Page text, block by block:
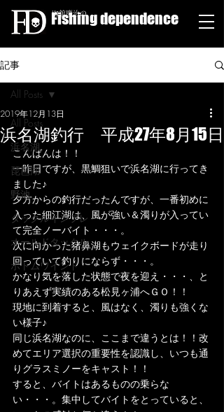
栁舘慶治の
Fishing dependence
記事
All Posts
浜名湖
琵琶湖
野池
タックルインプレ
オールドタックル
ボトムワインド
All Posts
浜名湖釣行 平成27年8月15日
2019年12月13日
こんばんは！！
一昨日ですが、黒鯛狙いで浜名湖に行ってき
ました♪
夕方からの釣行だったんですが、一番初めに
入った細江湖は、風が強い＆濁りが入ってい
て完全ノーバイト・・・。
次に向かった猪鼻湖もウェイクボードが走り
回っていて釣りにならず・・・。
かなり気を落した状態で夜を迎え・・・、と
りあえず実績のある松見ヶ浦へＧＯ！！
現地に到着すると、風はなく、濁りも強くな
い様子♪
同じ浜名湖なのに、ここまで違うとは！！改
めてエリア選択の重要性を認識し、いつも通
りグラスミノーをキャスト！！
すると、バイトはあるものの乗らな
い・・・。集中してバイトをとっていると、